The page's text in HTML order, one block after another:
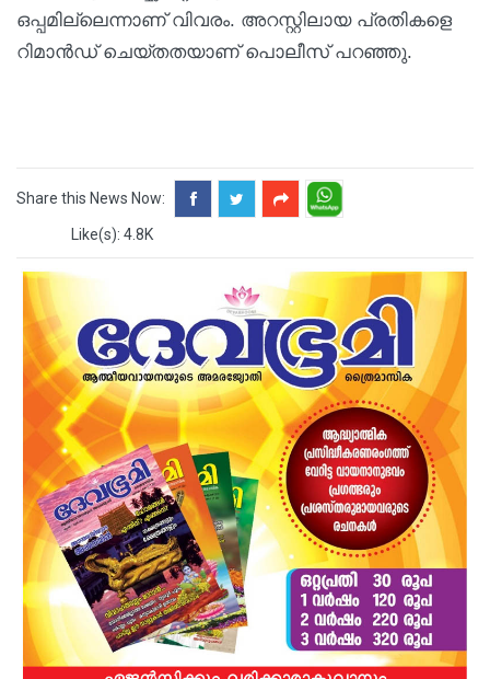
ഒപ്പമില്ലെന്നാണ് വിവരം. അറസ്റ്റിലായ പ്രതികളെ
റിമാന്‍ഡ് ചെയ്തതയാണ് പൊലീസ് പറഞ്ഞു.
Share this News Now:
Like(s): 4.8K